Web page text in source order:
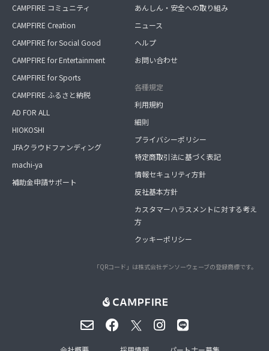
CAMPFIRE コミュニティ
CAMPFIRE Creation
CAMPFIRE for Social Good
CAMPFIRE for Entertainment
CAMPFIRE for Sports
CAMPFIRE ふるさと納税
AD FOR ALL
HIOKOSHI
JFAクラウドファンディング
machi-ya
補助金申請サポート
あんしん・安全への取り組み
ニュース
ヘルプ
お問い合わせ
各種規定
利用規約
細則
プライバシーポリシー
特定商取引法に基づく表記
情報セキュリティ方針
反社基本方針
カスタマーハラスメントに対する考え
方
クッキーポリシー
「QRコード」は株式会社デンソーウェーブの登録商標です。